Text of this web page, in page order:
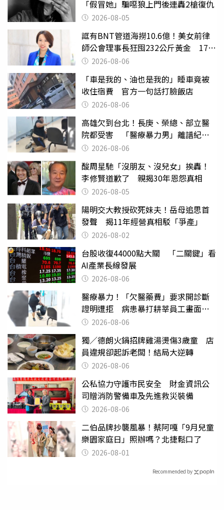
「假冒她」騙噁狼上門後連轟2槍復仇
2026-08-05
誆有BNT管道海撈10.6億！美女前律
師公會理事長狂囤232公斤黃金 17人
遭起訴
2026-08-06
「車是我的、油也是我的」睡車竟被
收住宿費 官方一句話打臉飯店
2026-08-06
高雄欠到台北！長庚、榮總、部立醫
院都受害 「醫療暴力男」離譜紀錄
曝光2026-08-06
酸周星馳「沒朋友、沒兒女」挨轟！
李修賢道歉了 親揭30年恩怨真相
2026-08-05
陽明交大教授砍死妹夫！岳母追思首
發聲 揭11年經營真相駁「爭產」
2026-08-02
台股收復44000點大關 「二關鍵」看
AI產業長線發展
2026-08-06
醫療暴力！「欠醫藥費」要求開診斷
證明遭拒 病患暴打耕莘員工畫面曝
光 2026-08-06
獨／德朗火鍋招牌雞湯燙傷3歲童 店
員違規卻起訴老闆！結局大逆轉
2026-08-06
公私協力守護市民安全 財金資訊公
司贈消防警備車及先進救災裝備
2026-08-06
二伯品牌抄襲風暴！蔡阿嘎「9月兒童
樂園家庭日」照辦嗎？北捷鬆口了
2026-08-01
Recommended by